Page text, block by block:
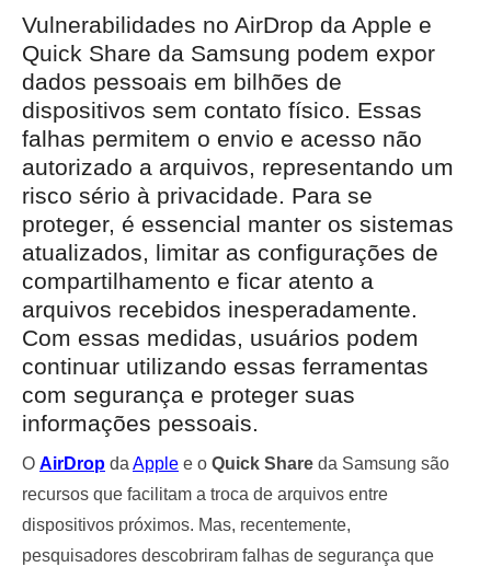
Vulnerabilidades no AirDrop da Apple e
Quick Share da Samsung podem expor
dados pessoais em bilhões de
dispositivos sem contato físico. Essas
falhas permitem o envio e acesso não
autorizado a arquivos, representando um
risco sério à privacidade. Para se
proteger, é essencial manter os sistemas
atualizados, limitar as configurações de
compartilhamento e ficar atento a
arquivos recebidos inesperadamente.
Com essas medidas, usuários podem
continuar utilizando essas ferramentas
com segurança e proteger suas
informações pessoais.
O AirDrop da Apple e o Quick Share da Samsung são
recursos que facilitam a troca de arquivos entre
dispositivos próximos. Mas, recentemente,
pesquisadores descobriram falhas de segurança que